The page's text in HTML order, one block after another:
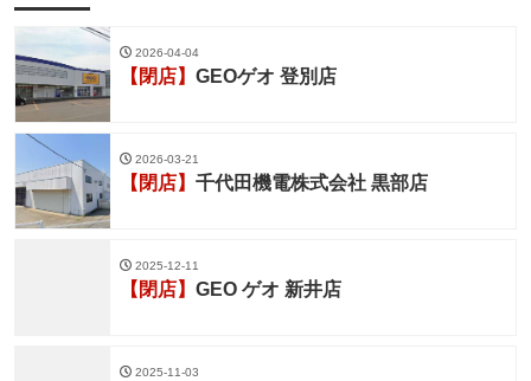
2026-04-04
【閉店】 GEOゲオ 登別店
2026-03-21
【閉店】 千代田機電株式会社 黒部店
2025-12-11
【閉店】 GEO ゲオ 新井店
2025-11-03